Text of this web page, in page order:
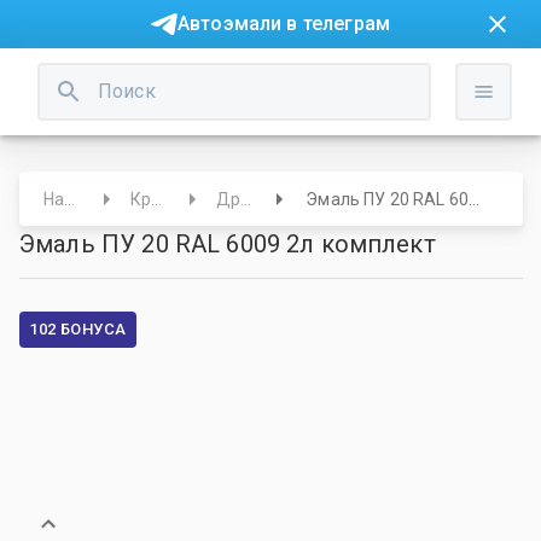
Автоэмали в телеграм
Эмаль ПУ 20 RAL 6009 2л комплект
102 БОНУСА